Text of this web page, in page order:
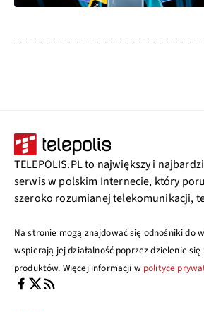
TELEPOLIS.PL to największy i
serwis w polskim Internecie, który
szeroko rozumianej telekomunikacji,
Na stronie mogą znajdować się odnośniki do
wspierają jej działalność poprzez dzielenie
produktów. Więcej informacji w polityce